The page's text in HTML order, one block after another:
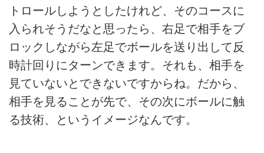
トロールしようとしたけれど、そのコースに
入られそうだなと思ったら、右足で相手をブ
ロックしながら左足でボールを送り出して反
時計回りにターンできます。それも、相手を
見ていないとできないですからね。だから、
相手を見ることが先で、その次にボールに触
る技術、というイメージなんです。